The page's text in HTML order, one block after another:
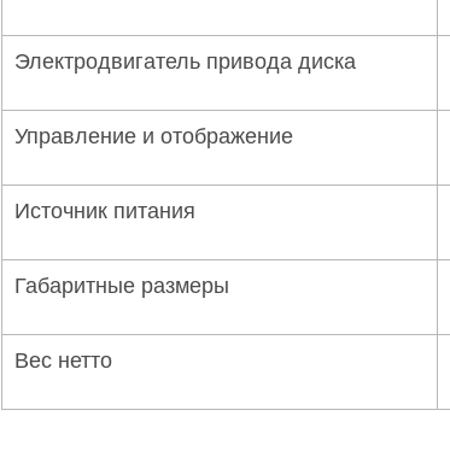
Электродвигатель привода диска
Управление и отображение
Источник питания
Габаритные размеры
Вес нетто